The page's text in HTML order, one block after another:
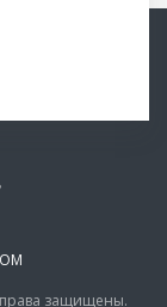
права защищены.